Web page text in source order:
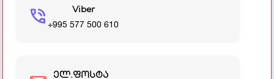
phone_in_talk Viber
+995 577 500 610
ელ.ფოსტა